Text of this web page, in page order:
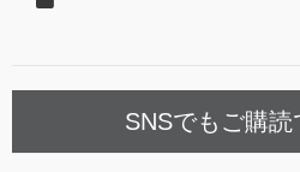
SNSでもご購読